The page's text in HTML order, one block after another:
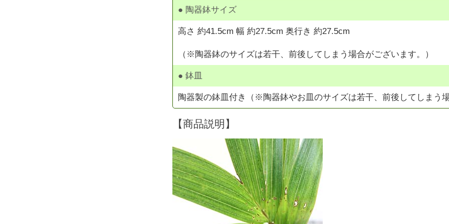
● 陶器鉢サイズ
高さ 約41.5cm 幅 約27.5cm 奥行き 約27.5cm
（※陶器鉢のサイズは若干、前後してしまう場合がございます。）
● 鉢皿
陶器製の鉢皿付き（※陶器鉢やお皿のサイズは若干、前後してしまう
【商品説明】